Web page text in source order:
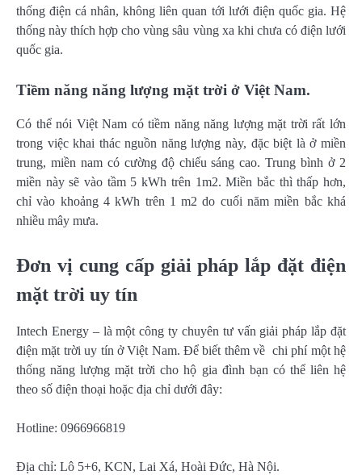
thống điện cá nhân, không liên quan tới lưới điện quốc gia. Hệ
thống này thích hợp cho vùng sâu vùng xa khi chưa có điện lưới
quốc gia.
Tiềm năng năng lượng mặt trời ở Việt Nam.
Có thể nói Việt Nam có tiềm năng năng lượng mặt trời rất lớn
trong việc khai thác nguồn năng lượng này, đặc biệt là ở miền
trung, miền nam có cường độ chiếu sáng cao. Trung bình ở 2
miền này sẽ vào tầm 5 kWh trên 1m2. Miền bắc thì thấp hơn,
chỉ vào khoảng 4 kWh trên 1 m2 do cuối năm miền bắc khá
nhiều mây mưa.
Đơn vị cung cấp giải pháp lắp đặt điện
mặt trời uy tín
Intech Energy – là một công ty chuyên tư vấn giải pháp lắp đặt
điện mặt trời uy tín ở Việt Nam. Để biết thêm về chi phí một hệ
thống năng lượng mặt trời cho hộ gia đình bạn có thể liên hệ
theo số điện thoại hoặc địa chỉ dưới đây:
Hotline: 0966966819
Địa chỉ: Lô 5+6, KCN, Lai Xá, Hoài Đức, Hà Nội.